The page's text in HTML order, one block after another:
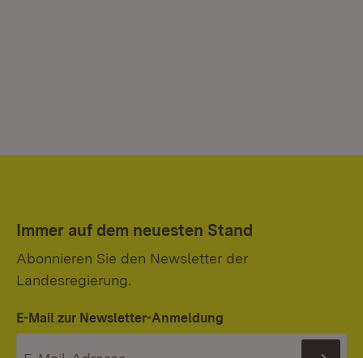
Immer auf dem neuesten Stand
Abonnieren Sie den Newsletter der
Landesregierung.
E-Mail zur Newsletter-Anmeldung